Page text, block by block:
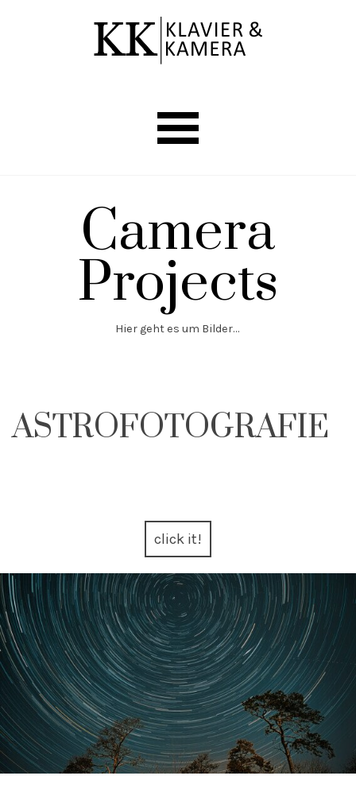
Camera
Projects
Hier geht es um Bilder...
ASTROFOTOGRAFIE
click it!